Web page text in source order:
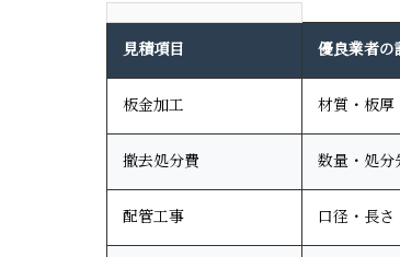
見積項目 優良業者の
板金加工 材質・板厚
撤去処分費 数量・処分
配管工事 口径・長さ